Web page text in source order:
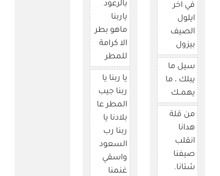
في اخر
ايلول
الصيف
بيزول
سيل ما
يبلك ، ما
يهمــك
من قلة
هدانا
انقلب
صيفنا
شتانا.
بالرعود
ياربنا
ماهو بطر
الا كرامة
للمطر
يا ربنا يا
ربنا جيب
المطر عا
بلادنا يا
ربنا رب
السعود
واسقي
غنمنا